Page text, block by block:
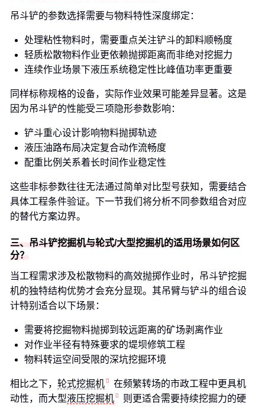
吊斗铲的参数选择需要与物料特性深度绑定：
处理粘性物料时，需要重点关注铲斗的卸料顺畅度
轻质松散物料作业更依赖抛掷距离而非绝对挖掘力
连续作业场景下液压系统稳定性比峰值功率更重要
同样标称规格的设备，实际作业效果可能差异显著。这是
因为吊斗铲的性能受三项隐形参数影响：
铲斗重心设计影响物料抛掷轨迹
液压油路布局决定复合动作流畅度
配重比例关系着长时间作业稳定性
这些非标参数往往无法通过简单对比型号获知，需要结合
具体工程条件验证。下一节我们将分析不同参数组合对应
的替代方案边界。
三、吊斗铲挖掘机与轮式/大型挖掘机的适用场景如何区
分？
当工程需求涉及松散物料的高效抛掷作业时，吊斗铲挖掘
机的独特结构优势才会充分显现。其吊臂与铲斗的组合设
计特别适合以下场景：
需要将挖掘物料抛掷到较远距离的矿场剥离作业
对作业半径有特殊要求的堤坝修筑工程
物料转运空间受限的深坑挖掘环境
相比之下， 轮式挖掘机
在频繁转场的市政工程中更具机
动性，而大型液压挖掘机
则更适合需要持续挖掘力的硬